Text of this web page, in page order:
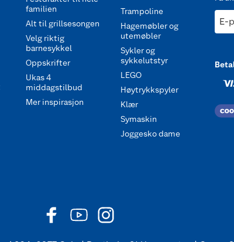
familien
Alt til grillsesongen
Velg riktig
barnesykkel
Oppskrifter
Ukas 4
middagstilbud
Mer inspirasjon
Trampoline
Hagemøbler og
utemøbler
Sykler og
sykkelutstyr
LEGO
Høytrykkspyler
Klær
Symaskin
Joggesko dame
E-